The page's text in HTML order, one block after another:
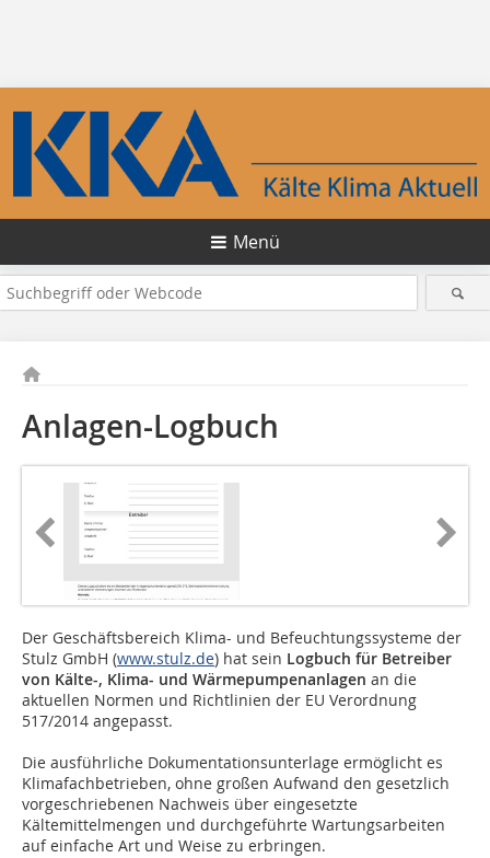
Menü
Anlagen-Logbuch
Der Geschäftsbereich Klima- und Befeuchtungssysteme der
Stulz GmbH (www.stulz.de) hat sein Logbuch für Betreiber
von Kälte-, Klima- und Wärmepumpenanlagen an die
aktuellen Normen und Richtlinien der EU Verordnung
517/2014 angepasst.
Die ausführliche Dokumentationsunterlage ermöglicht es
Klimafachbetrieben, ohne großen Aufwand den gesetzlich
vorgeschriebenen Nachweis über eingesetzte
Kältemittelmengen und durchgeführte Wartungsarbeiten
auf einfache Art und Weise zu erbringen.